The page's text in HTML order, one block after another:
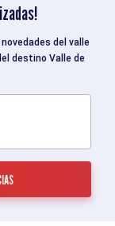
del valle
destino Valle de